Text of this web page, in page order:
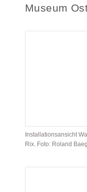
Museum
Installationsansicht
Rix. Foto: Roland